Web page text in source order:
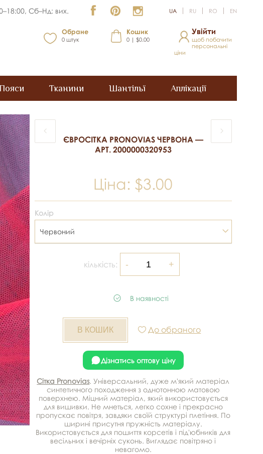
Сб–Нд: вих. UA RU RO EN
Обране
0 штук
Кошик
0 | $0.00
Увійти
щоб побачити
персональні
ціни
Тканини Шантільї Аплікації
ЄВРОСІТКА PRONOVIAS ЧЕРВОНА —
АРТ. 2000000320953
Ціна: $3.00
Колір
Червоний
кількість:
В наявності
До обраного
Дізнатись оптову ціну
Сітка Pronovias. Універсальний, дуже м'який матеріал
синтетичного походження з однотонною матовою
поверхнею. Міцний матеріал, який використовується
для вишивки. Не мнеться, легко сохне і прекрасно
пропускає повітря, завдяки своїй структурі плетіння. По
ширині присутня пружність матеріалу.
Використовується для пошиття корсетів і під'юбників для
весільних і вечірніх суконь. Виглядає повітряно і
невагомо.